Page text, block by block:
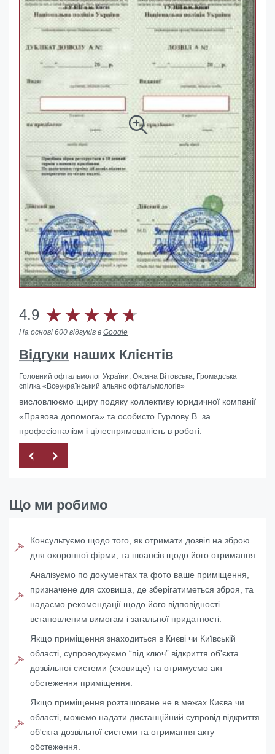
4.9
На основі 600 відгуків в Google
Відгуки наших Клієнтів
Головний офтальмолог України, Оксана Вітовська, Громадська
спілка «Всеукраїнський альянс офтальмологів»
висловлюємо щиру подяку коллективу юридичної компанії
«Правова допомога» та особисто Гурлову В. за
професіоналізм і цілеспрямованість в роботі.
Допомогли з ліквідацією іноземного представництва в
Україні
Що ми робимо
Консультуємо щодо того, як отримати дозвіл на зброю
для охоронної фірми, та нюансів щодо його отримання.
Аналізуємо по документах та фото ваше приміщення,
призначене для сховища, де зберігатиметься зброя, та
надаємо рекомендації щодо його відповідності
встановленим вимогам і загальної придатності.
Якщо приміщення знаходиться в Києві чи Київській
області, супроводжуємо “під ключ” відкриття об'єкта
дозвільної системи (сховище) та отримуємо акт
обстеження приміщення.
Якщо приміщення розташоване не в межах Києва чи
області, можемо надати дистанційний супровід відкриття
об'єкта дозвільної системи та отримання акту
обстеження.